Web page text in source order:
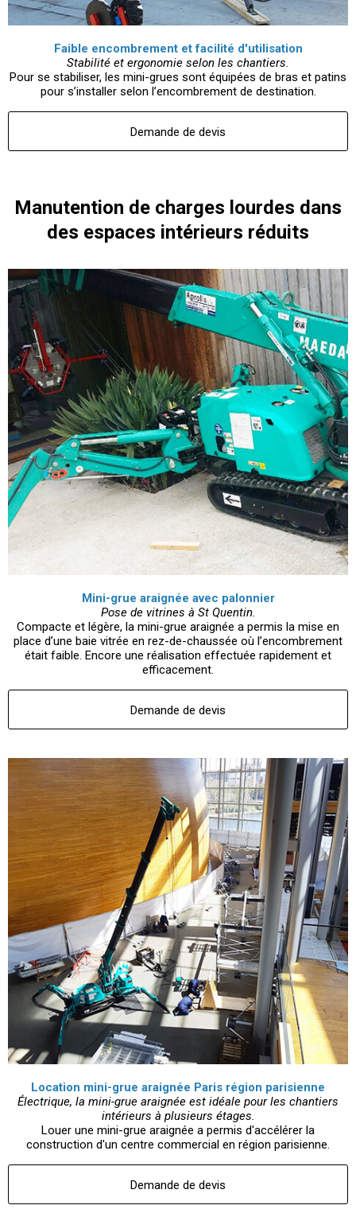
Faible encombrement et facilité d'utilisation
Stabilité et ergonomie selon les chantiers.
Pour se stabiliser, les mini-grues sont équipées de bras et patins
pour s’installer selon l’encombrement de destination.
Demande de devis
Manutention de charges lourdes dans
des espaces intérieurs réduits
Mini-grue araignée avec palonnier
Pose de vitrines à St Quentin.
Compacte et légère, la mini-grue araignée a permis la mise en
place d’une baie vitrée en rez-de-chaussée où l’encombrement
était faible. Encore une réalisation effectuée rapidement et
efficacement.
Demande de devis
Location mini-grue araignée Paris région parisienne
Électrique, la mini-grue araignée est idéale pour les chantiers
intérieurs à plusieurs étages.
Louer une mini-grue araignée a permis d'accélérer la
construction d'un centre commercial en région parisienne.
Demande de devis